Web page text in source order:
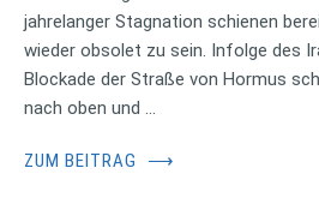
jahrelanger Stagnation schienen
wieder obsolet zu sein. Infolge des
Blockade der Straße von Hormus
nach oben und …
ZUM BEITRAG ⟶